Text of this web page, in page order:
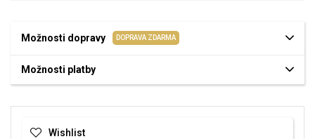
Možnosti dopravy DOPRAVA ZDARMA
Možnosti platby
Wishlist